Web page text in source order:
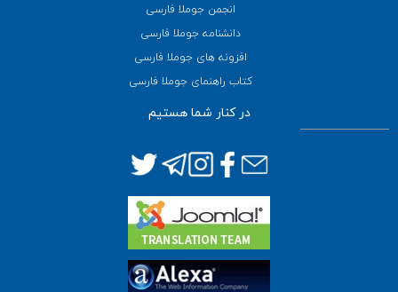
انجمن جوملا فارسی
دانشنامه جوملا فارسی
افزونه های جوملا فارسی
کتاب راهنمای جوملا فارسی
در کنار شما هستیم